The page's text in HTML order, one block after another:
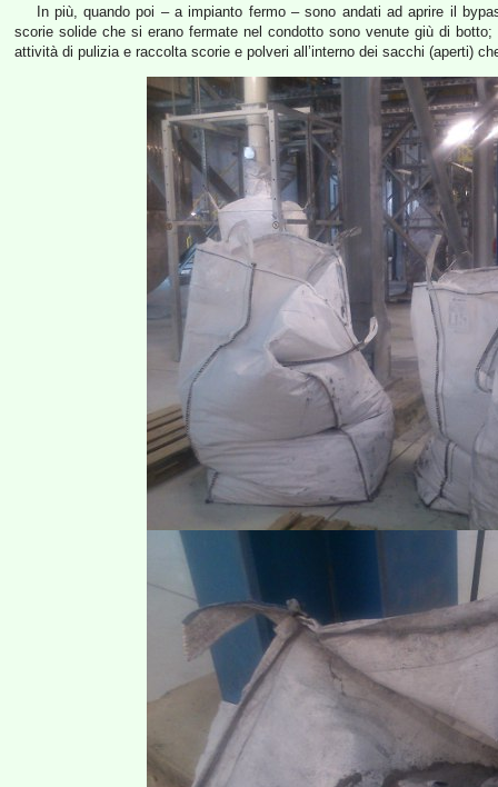
In più, quando poi – a impianto fermo – sono andati ad aprire il
scorie solide che si erano fermate nel condotto sono venute giù di
attività di pulizia e raccolta scorie e polveri all’interno dei sacchi (aperti)